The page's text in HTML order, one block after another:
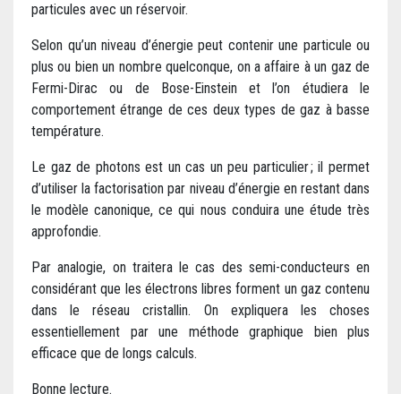
particules avec un réservoir.
Selon qu’un niveau d’énergie peut contenir une particule ou
plus ou bien un nombre quelconque, on a affaire à un gaz de
Fermi-Dirac ou de Bose-Einstein et l’on étudiera le
comportement étrange de ces deux types de gaz à basse
température.
Le gaz de photons est un cas un peu particulier ; il permet
d’utiliser la factorisation par niveau d’énergie en restant dans
le modèle canonique, ce qui nous conduira une étude très
approfondie.
Par analogie, on traitera le cas des semi-conducteurs en
considérant que les électrons libres forment un gaz contenu
dans le réseau cristallin. On expliquera les choses
essentiellement par une méthode graphique bien plus
efficace que de longs calculs.
Bonne lecture.